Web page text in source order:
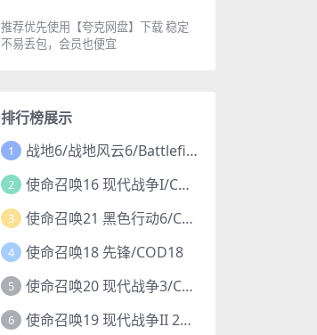
推荐优先使用【夸克网盘】下载 稳定
不易丢包，会员也便宜
排行榜展示
1 战地6/战地风云6/Battlefield 6
2 使命召唤16 现代战争I/COD16
3 使命召唤21 黑色行动6/COD21
4 使命召唤18 先锋/COD18
5 使命召唤20 现代战争3/COD20
6 使命召唤19 现代战争II 2022/COD19